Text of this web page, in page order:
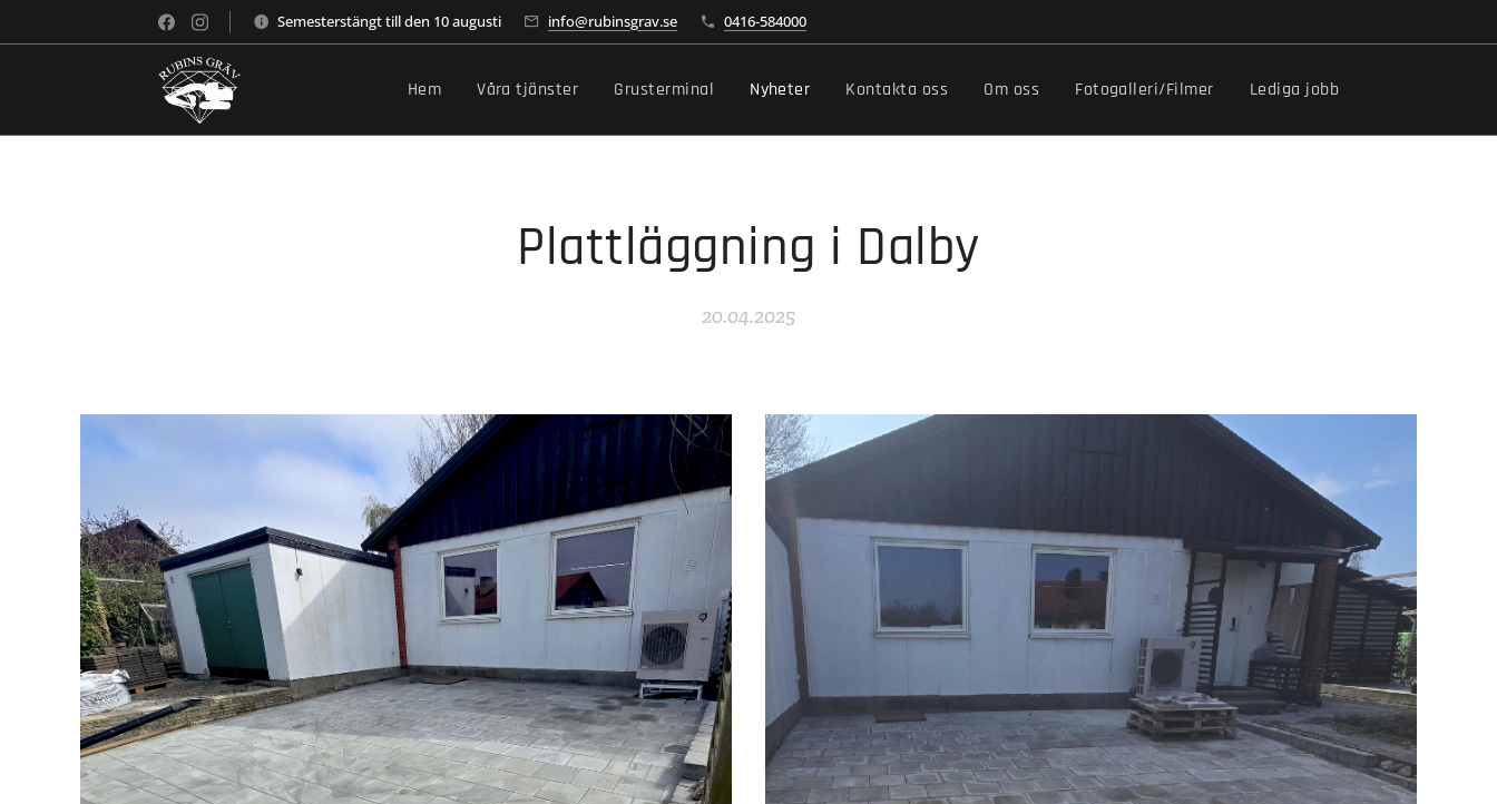
Semesterstängt till den 10 augusti info@rubinsgrav.se 0416-584000
Hem Våra tjänster Grusterminal Nyheter Kontakta oss Om oss Fotogalleri/Filmer Lediga jobb
Plattläggning i Dalby
20.04.2025